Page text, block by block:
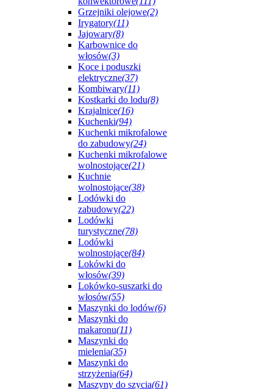
Grzejniki olejowe(2)
Irygatory(11)
Jajowary(8)
Karbownice do
włosów(3)
Koce i poduszki
elektryczne(37)
Kombiwary(11)
Kostkarki do lodu(8)
Krajalnice(16)
Kuchenki(94)
Kuchenki mikrofalowe
do zabudowy(24)
Kuchenki mikrofalowe
wolnostojące(21)
Kuchnie
wolnostojące(38)
Lodówki do
zabudowy(22)
Lodówki
turystyczne(78)
Lodówki
wolnostojące(84)
Lokówki do
włosów(39)
Lokówko-suszarki do
włosów(55)
Maszynki do lodów(6)
Maszynki do
makaronu(11)
Maszynki do
mielenia(35)
Maszynki do
strzyżenia(64)
Maszyny do szycia(61)